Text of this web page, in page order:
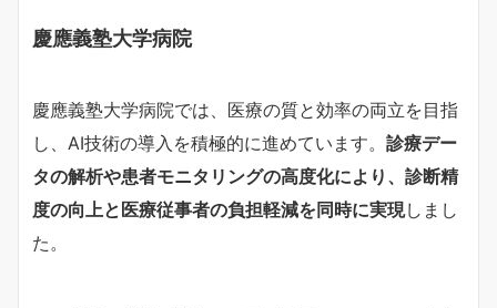
慶應義塾大学病院
慶應義塾大学病院では、医療の質と効率の両立を目指
し、AI技術の導入を積極的に進めています。 診療デー
タの解析や患者モニタリングの高度化により、診断精
度の向上と医療従事者の負担軽減を同時に実現しまし
た。